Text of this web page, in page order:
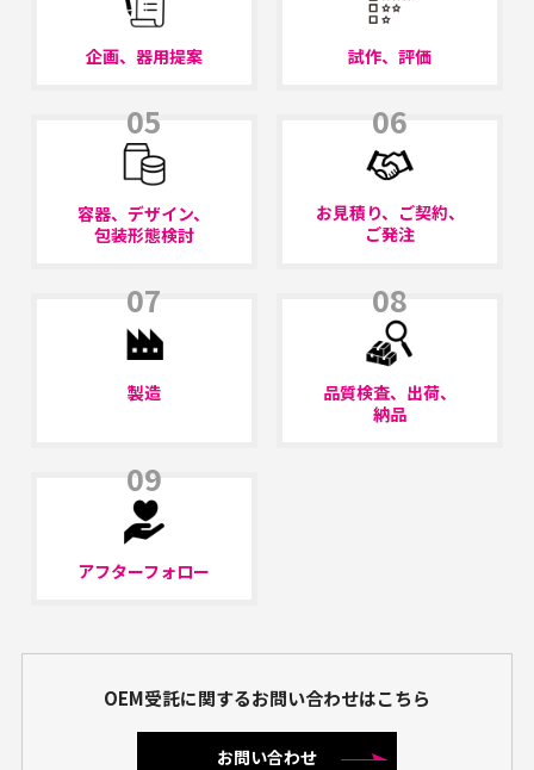
企画、器用提案 試作、評価
05
容器、デザイン、
包装形態検討
06
お見積り、ご契約、
ご発注
07
製造
08
品質検査、出荷、
納品
09
アフターフォロー
OEM受託に関するお問い合わせはこちら
お問い合わせ